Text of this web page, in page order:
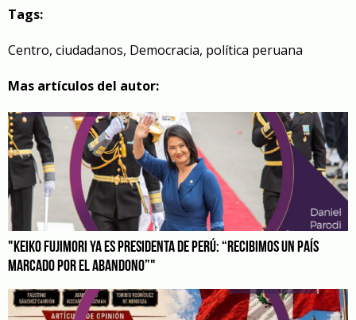
Tags:
Centro, ciudadanos, Democracia, política peruana
Mas artículos del autor:
"KEIKO FUJIMORI YA ES PRESIDENTA DE PERÚ: “RECIBIMOS UN PAÍS
MARCADO POR EL ABANDONO”"